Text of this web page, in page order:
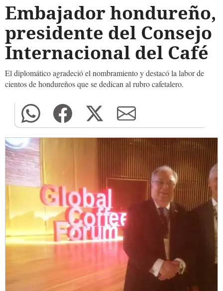
Embajador hondureño,
presidente del Consejo
Internacional del Café
El diplomático agradeció el nombramiento y destacó la labor de
cientos de hondureños que se dedican al rubro cafetalero.